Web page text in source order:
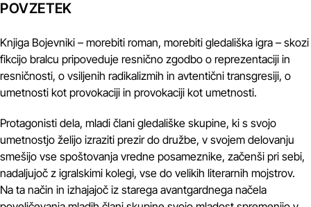
POVZETEK
Knjiga Bojevniki – morebiti roman, morebiti gledališka igra – skozi
fikcijo bralcu pripoveduje resnično zgodbo o reprezentaciji in
resničnosti, o vsiljenih radikalizmih in avtentični transgresiji, o
umetnosti kot provokaciji in provokaciji kot umetnosti.
Protagonisti dela, mladi člani gledališke skupine, ki s svojo
umetnostjo želijo izraziti prezir do družbe, v svojem delovanju
smešijo vse spoštovanja vredne posameznike, začenši pri sebi,
nadaljujoč z igralskimi kolegi, vse do velikih literarnih mojstrov.
Na ta način in izhajajoč iz starega avantgardnega načela